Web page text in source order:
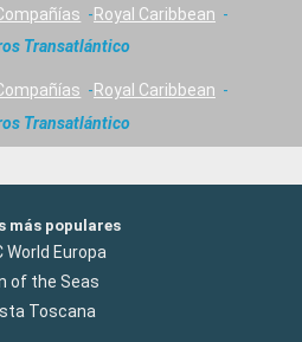
Royal Caribbean
Transatlántico
Royal Caribbean
Transatlántico
más populares
World Europa
of the Seas
Toscana